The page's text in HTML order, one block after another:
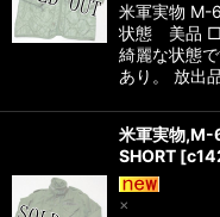
米軍実物 M-
状態 美品 □
綺麗な状態
あり。 放出
米軍実物
SHORT [
×